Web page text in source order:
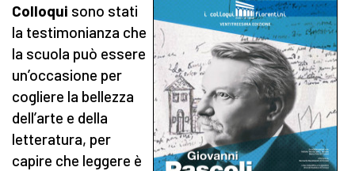
Colloqui sono stati
la testimonianza che
la scuola può essere
un’occasione per
cogliere la bellezza
dell’arte e della
letteratura, per
capire che leggere è